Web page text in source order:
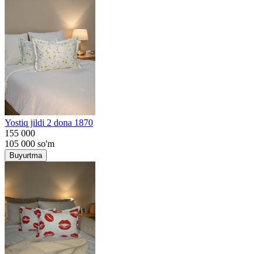
Yostiq jildi 2 dona 1870
155 000
105 000 so'm
Buyurtma